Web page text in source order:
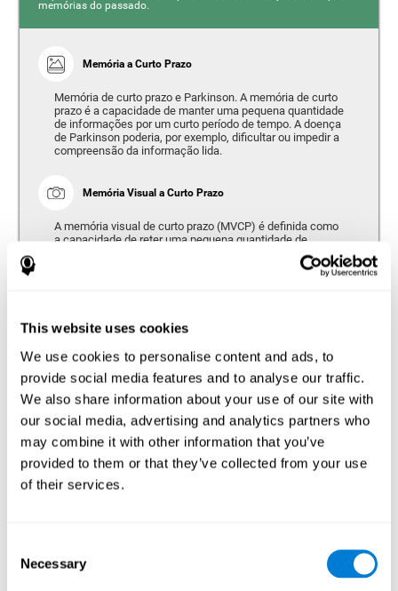
This website uses cookies
We use cookies to personalise content and ads, to
provide social media features and to analyse our traffic.
We also share information about your use of our site with
our social media, advertising and analytics partners who
may combine it with other information that you’ve
provided to them or that they’ve collected from your use
of their services.
Selection
Necessary
memórias do passado.
Memória a Curto Prazo
Memória de curto prazo e Parkinson. A memória de curto
prazo é a capacidade de manter uma pequena quantidade
de informações por um curto período de tempo. A doença
de Parkinson poderia, por exemplo, dificultar ou impedir a
compreensão da informação lida.
Memória Visual a Curto Prazo
A memória visual de curto prazo (MVCP) é definida como
a capacidade de reter uma pequena quantidade de
informação visual (letras, figuras, cores...) por um curto
período de tempo. A memória visual de curto prazo parece
doença e ao desempenho motor do utilizador.
Memória de Trabalho
Memória de trabalho e Parkinson. Memória de trabalho é
a capacidade de reter e manipular informações
necessárias para tarefas cognitivas complexas, como a
compreensão, aprendizagem e raciocínio do idioma. Um
déficit na memória de trabalho relacionado ao Parkinson
pode implicar dificuldades em entender linguagem
escrita, linguagem falada ou para trabalhar com a